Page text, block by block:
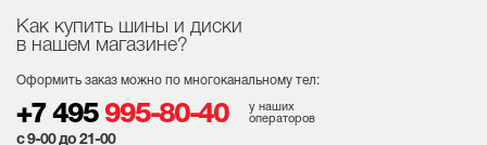
Как купить шины и диски
в нашем магазине?
Оформить заказ можно по многоканальному тел:
+7 495 995-80-40
у наших
операторов
с 9-00 до 21-00